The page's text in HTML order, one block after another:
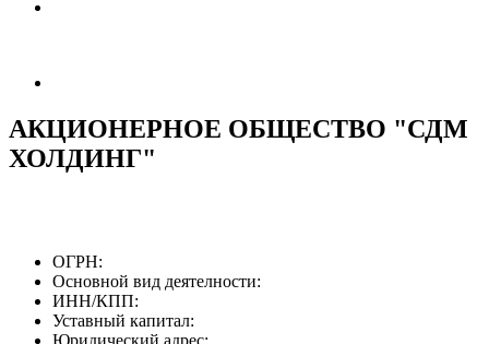
АКЦИОНЕРНОЕ ОБЩЕСТВО "СДМ
ХОЛДИНГ"
ОГРН:
Основной вид деятелности:
ИНН/КПП:
Уставный капитал:
Юридический адрес: